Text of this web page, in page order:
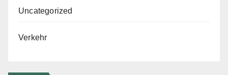
Uncategorized
Verkehr